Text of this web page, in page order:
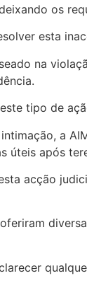
os
esta
na
tipo de
a
úteis após
acção